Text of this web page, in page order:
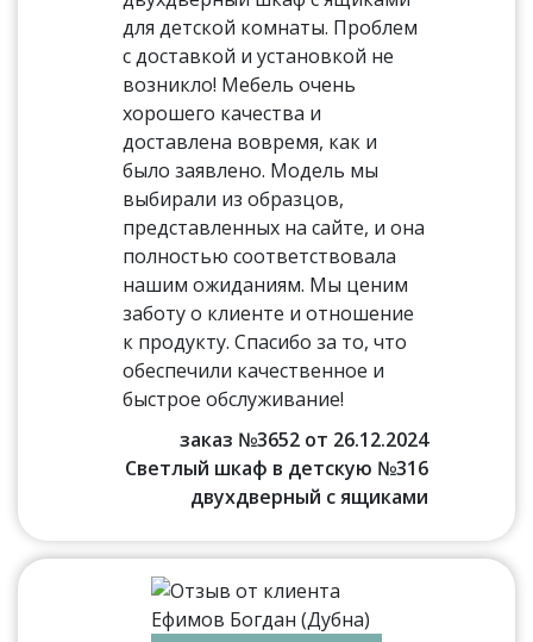
для детской комнаты. Проблем
с доставкой и установкой не
возникло! Мебель очень
хорошего качества и
доставлена вовремя, как и
было заявлено. Модель мы
выбирали из образцов,
представленных на сайте, и она
полностью соответствовала
нашим ожиданиям. Мы ценим
заботу о клиенте и отношение
к продукту. Спасибо за то, что
обеспечили качественное и
быстрое обслуживание!
заказ №3652 от 26.12.2024
Светлый шкаф в детскую №316
двухдверный с ящиками